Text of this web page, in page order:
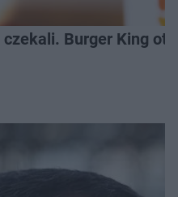
czekali. Burger King